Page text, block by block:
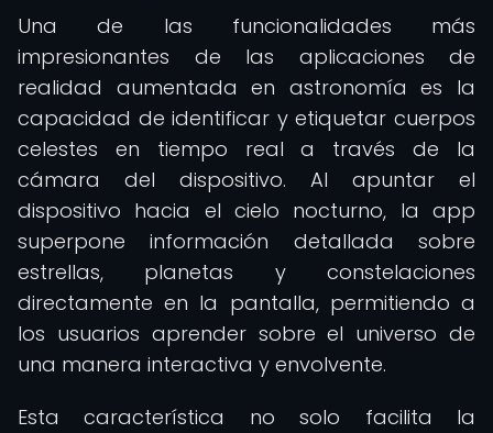
Una de las funcionalidades más
impresionantes de las aplicaciones de
realidad aumentada en astronomía es la
capacidad de identificar y etiquetar cuerpos
celestes en tiempo real a través de la
cámara del dispositivo. Al apuntar el
dispositivo hacia el cielo nocturno, la app
superpone información detallada sobre
estrellas, planetas y constelaciones
directamente en la pantalla, permitiendo a
los usuarios aprender sobre el universo de
una manera interactiva y envolvente.
Esta característica no solo facilita la